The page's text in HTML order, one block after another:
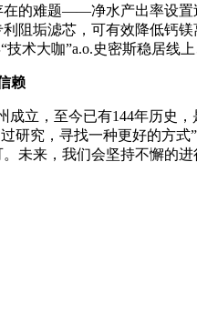
的难题——净水产出率设置
阻垢滤芯，可有效降低钙
术大咖”a.o.史密斯稳居线
赖
立，至今已有144年历史，
研究，寻找一种更好的方
未来，我们会坚持不懈的